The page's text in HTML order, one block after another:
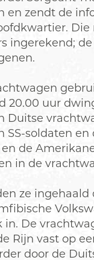
en zendt de
ingerekend;
20.00 uur
Duitse
SS-soldaten
de
in de
ze ingehaald
in. De
Rijn vast op
door de